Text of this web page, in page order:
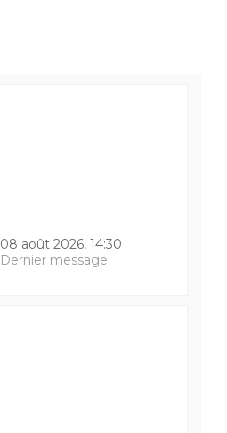
08 août 2026, 14:30
Dernier message